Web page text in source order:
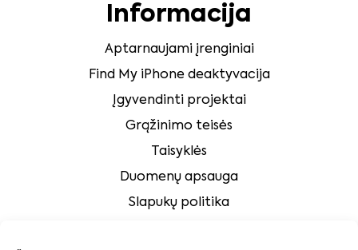
Informacija
Aptarnaujami įrenginiai
Find My iPhone deaktyvacija
Įgyvendinti projektai
Grąžinimo teisės
Taisyklės
Duomenų apsauga
Slapukų politika